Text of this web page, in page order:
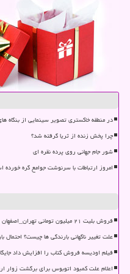
در منطقه خاکستری تصویر سینمایی از بنگاه
چرا پخش زنده از ثریا گرفته شد؟
شور جام جهانی روی پرده نقره ای
امروز ارتباطات با سرنوشت جوامع گره
فروش بلیت ۲۱ میلیون تومانی تهران_اصفهان رد شد
علت تغییر ناگهانی بارندگی ها چیست؟ احتمال
فیلم اودیسه فروش کتاب را افزایش داد
اعلام علت کمبود اتوبوس برای برگشت زوار